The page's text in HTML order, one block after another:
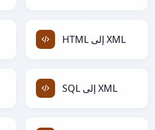
HTML إلى XML
SQL إلى XML